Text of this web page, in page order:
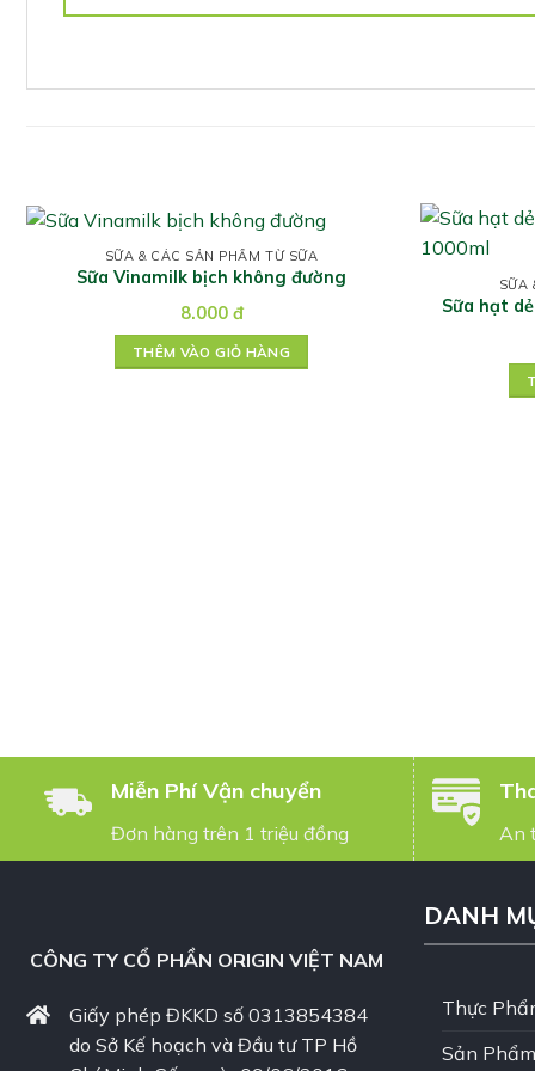
SỮA & CÁC SẢN PHẨM TỪ SỮA
Sữa Vinamilk bịch không đường
8.000 đ
THÊM VÀO GIỎ HÀNG
SỮA
Sữa hạt
Miễn Phí Vận chuyển
Đơn hàng trên 1 triệu đồng An
CÔNG TY CỔ PHẦN ORIGIN VIỆT NAM
Giấy phép ĐKKD số 0313854384
do Sở Kế hoạch và Đầu tư TP Hồ
DANH
Thực
Sản